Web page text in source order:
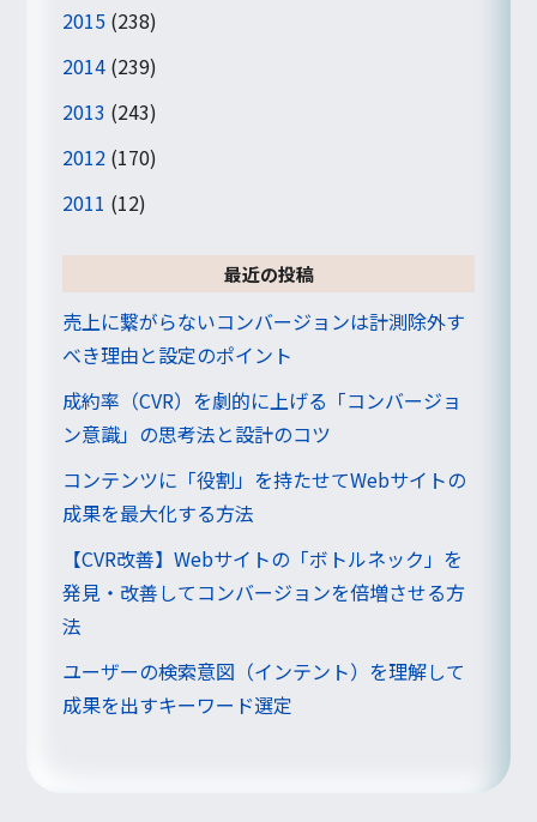
2015 (238)
2014 (239)
2013 (243)
2012 (170)
2011 (12)
最近の投稿
売上に繋がらないコンバージョンは計測除外す
べき理由と設定のポイント
成約率（CVR）を劇的に上げる「コンバージョ
ン意識」の思考法と設計のコツ
コンテンツに「役割」を持たせてWebサイトの
成果を最大化する方法
【CVR改善】Webサイトの「ボトルネック」を
発見・改善してコンバージョンを倍増させる方
法
ユーザーの検索意図（インテント）を理解して
成果を出すキーワード選定